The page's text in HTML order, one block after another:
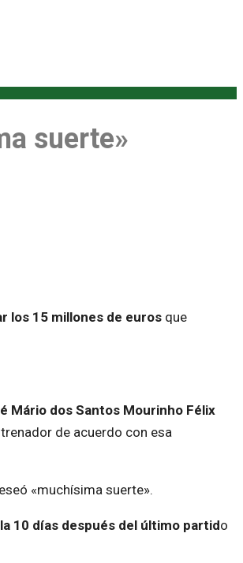
suerte»
los 15 millones de euros que
Mário dos Santos Mourinho Félix
de acuerdo con esa
«muchísima suerte».
10 días después del último partido